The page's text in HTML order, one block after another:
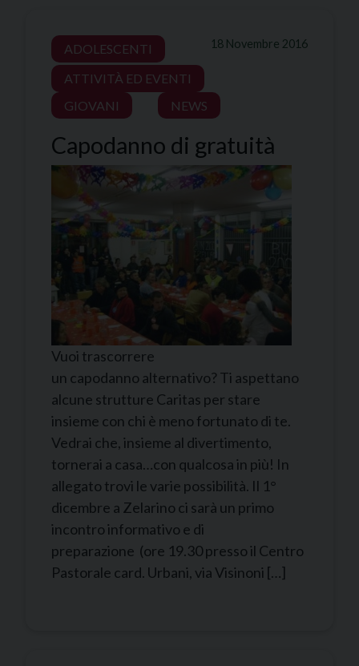
18 Novembre 2016
ADOLESCENTI
ATTIVITÀ ED EVENTI
GIOVANI
NEWS
Capodanno di gratuità
Vuoi trascorrere
un capodanno alternativo? Ti aspettano
alcune strutture Caritas per stare
insieme con chi è meno fortunato di te.
Vedrai che, insieme al divertimento,
tornerai a casa…con qualcosa in più! In
allegato trovi le varie possibilità. Il 1°
dicembre a Zelarino ci sarà un primo
incontro informativo e di
preparazione (ore 19.30 presso il Centro
Pastorale card. Urbani, via Visinoni […]